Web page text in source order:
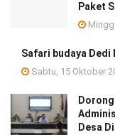
Paket
Safari budaya Dedi
Sabtu, 15 Oktober
Desa